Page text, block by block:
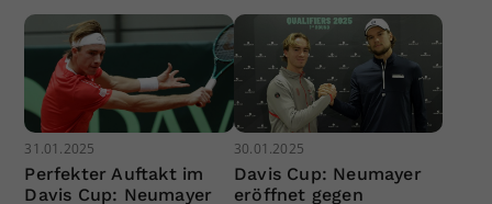
31.01.2025
Perfekter Auftakt im
Davis Cup: Neumayer
30.01.2025
Davis Cup: Neumayer
eröffnet gegen